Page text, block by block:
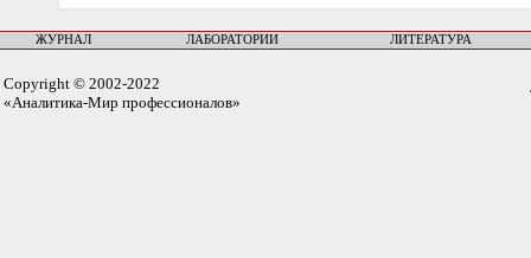
ЖУРНАЛ ЛАБОРАТОРИИ ЛИТЕРАТУРА
Copyright © 2002-2022
«Аналитика-Мир профессионалов»